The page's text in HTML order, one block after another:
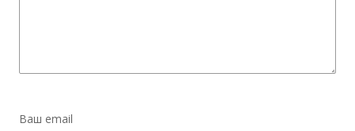
Ваш email